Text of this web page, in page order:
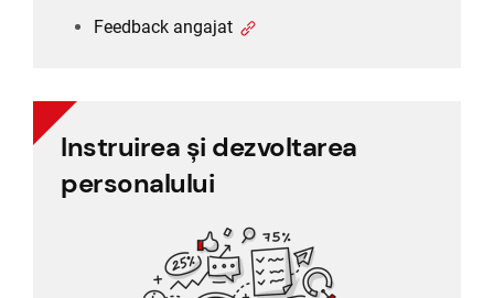
Feedback angajat
Instruirea și dezvoltarea
personalului
Instruirea și dezvoltarea
Evaluare 360 de grade
Evaluarea performanței